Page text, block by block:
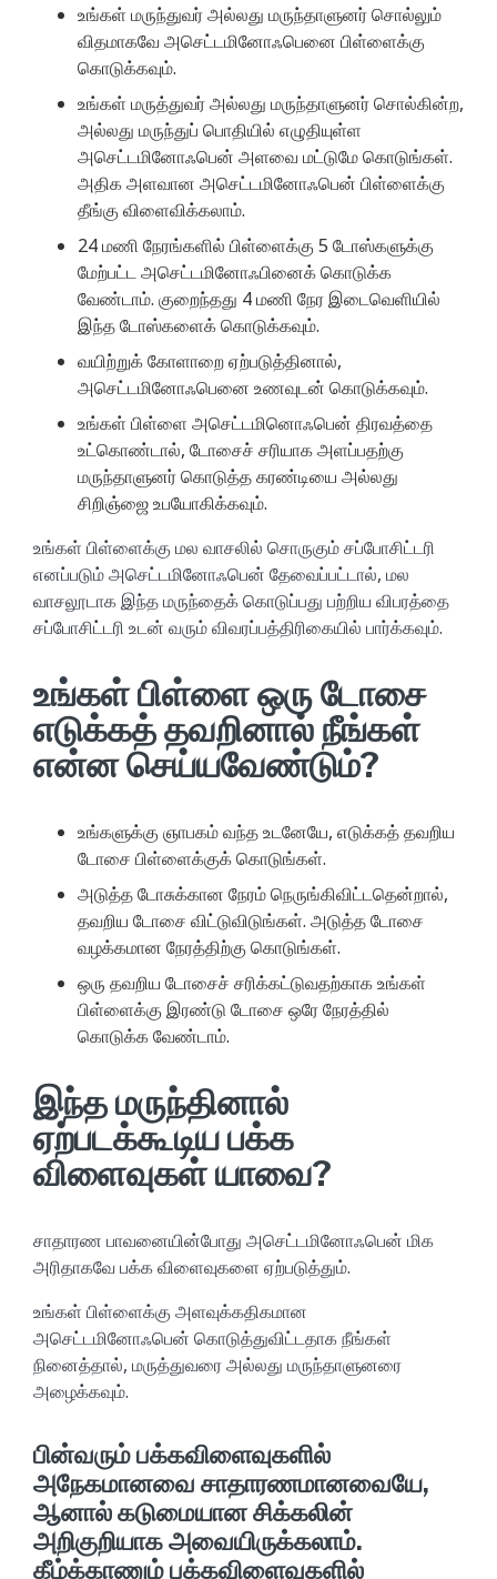
உங்கள் மருந்துவர் அல்லது மருந்தாளுனர் சொல்லும்
விதமாகவே அசெட்டமினோஃபெனை பிள்ளைக்கு
கொடுக்கவும்.
உங்கள் மருத்துவர் அல்லது மருந்தாளுனர் சொல்கின்ற,
அல்லது மருந்துப் பொதியில் எழுதியுள்ள
அசெட்டமினோஃபென் அளவை மட்டுமே கொடுங்கள்.
அதிக அளவான அசெட்டமினோஃபென் பிள்ளைக்கு
தீங்கு விளைவிக்கலாம்.
24 மணி நேரங்களில் பிள்ளைக்கு 5 டோஸ்களுக்கு
மேற்பட்ட அசெட்டமினோஃபினைக் கொடுக்க
வேண்டாம். குறைந்தது 4 மணி நேர இடைவெளியில்
இந்த டோஸ்களைக் கொடுக்கவும்.
வயிற்றுக் கோளாறை ஏற்படுத்தினால்,
அசெட்டமினோஃபெனை உணவுடன் கொடுக்கவும்.
உங்கள் பிள்ளை அசெட்டமினொஃபென் திரவத்தை
உட்கொண்டால், டோசைச் சரியாக அளப்பதற்கு
மருந்தாளுனர் கொடுத்த கரண்டியை அல்லது
சிறிஞ்ஜை உபயோகிக்கவும்.
உங்கள் பிள்ளைக்கு மல வாசலில் சொருகும் சப்போசிட்டரி
எனப்படும் அசெட்டமினோஃபென் தேவைப்பட்டால், மல
வாசலூடாக இந்த மருந்தைக் கொடுப்பது பற்றிய விபரத்தை
சப்போசிட்டரி உடன் வரும் விவரப்பத்திரிகையில் பார்க்கவும்.
உங்கள் பிள்ளை ஒரு டோசை
எடுக்கத் தவறினால் நீங்கள்
என்ன செய்யவேண்டும்?
உங்களுக்கு ஞாபகம் வந்த உடனேயே, எடுக்கத் தவறிய
டோசை பிள்ளைக்குக் கொடுங்கள்.
அடுத்த டோசுக்கான நேரம் நெருங்கிவிட்டதென்றால்,
தவறிய டோசை விட்டுவிடுங்கள். அடுத்த டோசை
வழக்கமான நேரத்திற்கு கொடுங்கள்.
ஒரு தவறிய டோசைச் சரிக்கட்டுவதற்காக உங்கள்
பிள்ளைக்கு இரண்டு டோசை ஒரே நேரத்தில்
கொடுக்க வேண்டாம்.
இந்த மருந்தினால்
ஏற்படக்கூடிய பக்க
விளைவுகள் யாவை?
சாதாரண பாவனையின்போது அசெட்டமினோஃபென் மிக
அரிதாகவே பக்க விளைவுகளை ஏற்படுத்தும்.
உங்கள் பிள்ளைக்கு அளவுக்கதிகமான
அசெட்டமினோஃபென் கொடுத்துவிட்டதாக நீங்கள்
நினைத்தால், மருத்துவரை அல்லது மருந்தாளுனரை
அழைக்கவும்.
பின்வரும் பக்கவிளைவுகளில்
அநேகமானவை சாதாரணமானவையே,
ஆனால் கடுமையான சிக்கலின்
அறிகுறியாக அவையிருக்கலாம்.
கீழ்க்காணும் பக்கவிளைவுகளில்